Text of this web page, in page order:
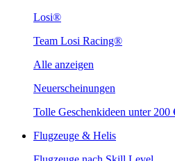
Losi®
Team Losi Racing®
Alle anzeigen
Neuerscheinungen
Tolle Geschenkideen unter 200
Flugzeuge & Helis